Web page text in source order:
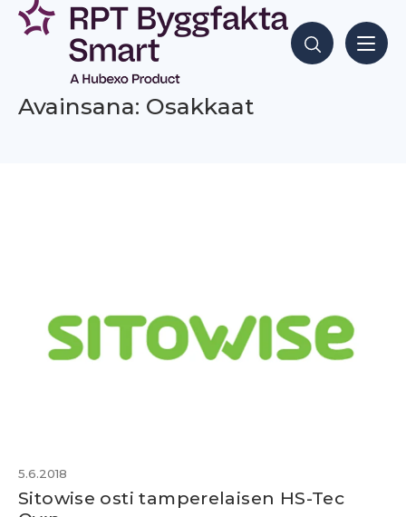
Siirry
sisältöön
Hae sisältöjä
Avainsana: Osakkaat
5.6.2018
Sitowise osti tamperelaisen HS-Tec